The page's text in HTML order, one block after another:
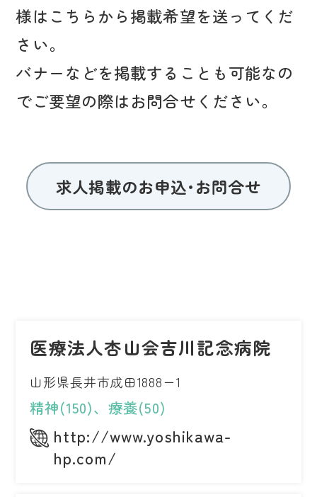
様はこちらから掲載希望を送ってくだ
さい。
バナーなどを掲載することも可能なの
でご要望の際はお問合せください。
求人掲載のお申込･お問合せ
医療法人杏山会吉川記念病院
山形県長井市成田1888ー1
精神(150)、療養(50)
http://www.yoshikawa-
hp.com/